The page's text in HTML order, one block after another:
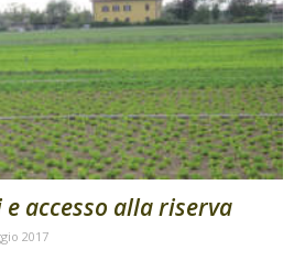
accesso alla riserva
2017